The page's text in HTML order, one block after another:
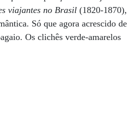
viajantes no Brasil (1820-1870),
Só que agora acrescido de
Os clichês verde-amarelos